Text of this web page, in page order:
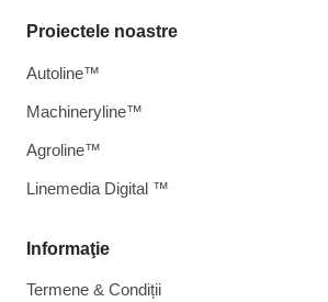
Informaţie
Termene & Condiții
Proiectele noastre
Autoline™
Machineryline™
Agroline™
Linemedia Digital ™